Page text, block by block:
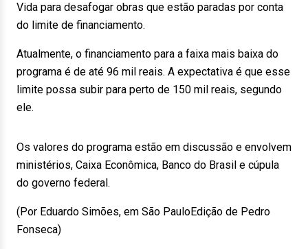
Vida para desafogar obras que estão paradas por conta
do limite de financiamento.
Atualmente, o financiamento para a faixa mais baixa do
programa é de até 96 mil reais. A expectativa é que esse
limite possa subir para perto de 150 mil reais, segundo
ele.
Os valores do programa estão em discussão e envolvem
ministérios, Caixa Econômica, Banco do Brasil e cúpula
do governo federal.
(Por Eduardo Simões, em São PauloEdição de Pedro
Fonseca)